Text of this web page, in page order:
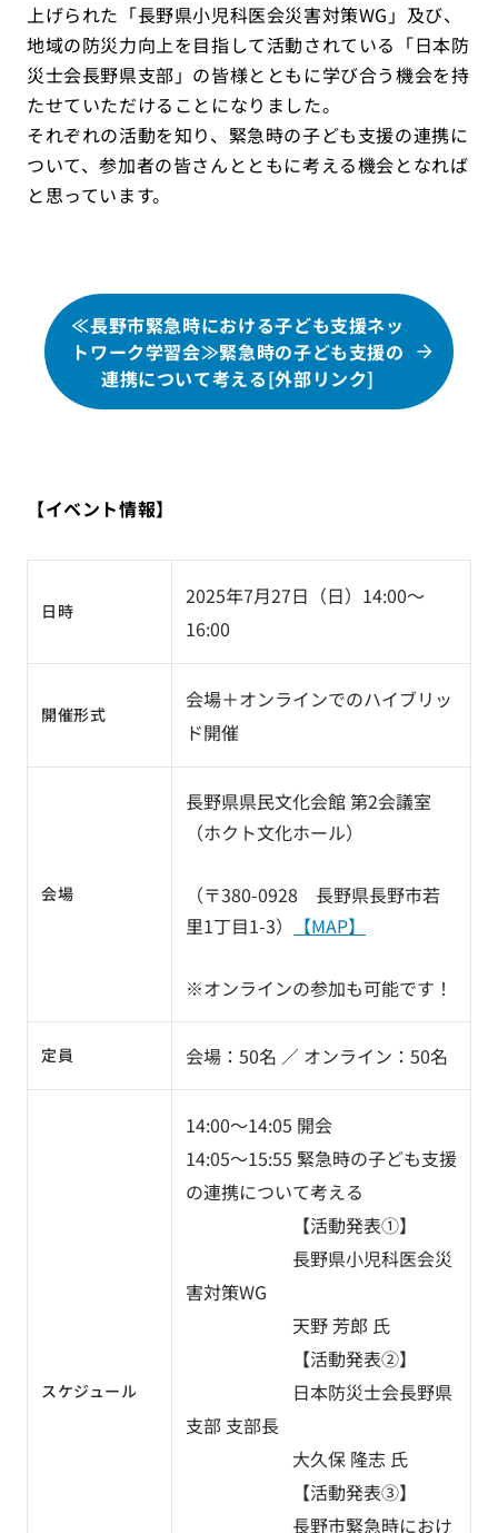
上げられた「長野県小児科医会災害対策WG」及び、
地域の防災力向上を目指して活動されている「日本防
災士会長野県支部」の皆様とともに学び合う機会を持
たせていただけることになりました。
それぞれの活動を知り、緊急時の子ども支援の連携に
ついて、参加者の皆さんとともに考える機会となれば
と思っています。
≪長野市緊急時における子ども支援ネッ
トワーク学習会≫緊急時の子ども支援の
連携について考える[外部リンク]
【イベント情報】
日時
2025年7月27日（日）14:00～
16:00
開催形式
会場＋オンラインでのハイブリッ
ド開催
会場
長野県県民文化会館 第2会議室
（ホクト文化ホール）
（〒380-0928 長野県長野市若
里1丁目1-3）
【MAP】
※オンラインの参加も可能です！
定員 会場：50名 ／ オンライン：50名
スケジュール
14:00～14:05 開会
14:05～15:55 緊急時の子ども支援
の連携について考える
【活動発表①】
長野県小児科医会災
害対策WG
天野 芳郎 氏
【活動発表②】
日本防災士会長野県
支部 支部長
大久保 隆志 氏
【活動発表③】
長野市緊急時におけ